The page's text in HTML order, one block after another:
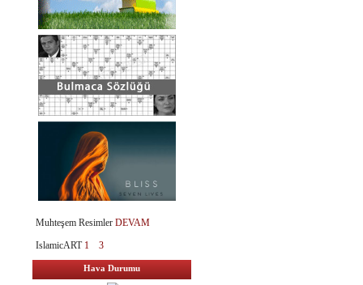
Muhteşem Resimler DEVAM
IslamicART 1 3
Hava Durumu